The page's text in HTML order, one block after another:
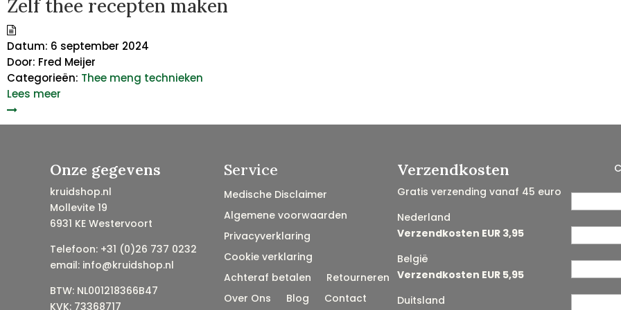
Zelf thee recepten maken
Datum: 6 september 2024
Door: Fred Meijer
Categorieën: Thee meng technieken
Lees meer
Onze gegevens
kruidshop.nl
Mollevite 19
6931 KE Westervoort
Telefoon: +31 (0)26 737 0232
email: info@kruidshop.nl
BTW: NL001218366B47
KVK: 73368717
Service
Medische Disclaimer
Algemene voorwaarden
Privacyverklaring
Cookie verklaring
Achteraf betalen
Retourneren
Over Ons
Blog Contact
Verzendkosten
Gratis verzending vanaf 45 euro
Nederland
Verzendkosten EUR 3,95
België
Verzendkosten EUR 5,95
Duitsland